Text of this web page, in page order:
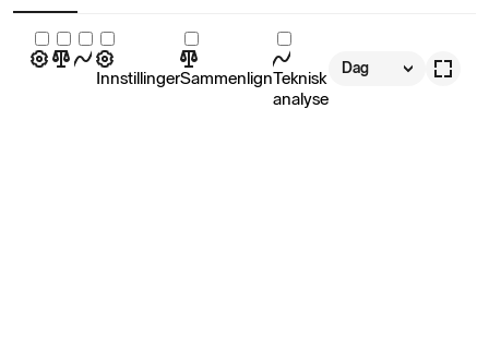
InnstillingerSammenlignTeknisk
analyse
Dag